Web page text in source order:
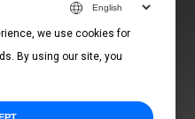
we use cookies for
By using our site, you